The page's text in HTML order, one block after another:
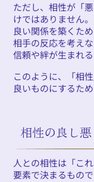
ただし、相性が「
けではありません
良い関係を築くた
相手の反応を考え
信頼や絆が生まれる
このように、「相
良いものにするた
相性の良し
人との相性は「こ
要素で決まるもの